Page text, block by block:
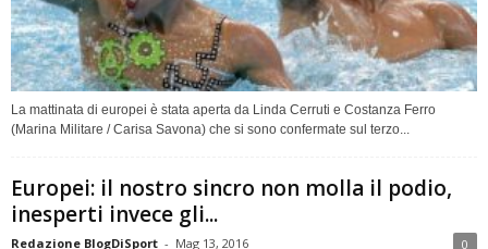
La mattinata di europei è stata aperta da Linda Cerruti e Costanza Ferro
(Marina Militare / Carisa Savona) che si sono confermate sul terzo...
Europei: il nostro sincro non molla il podio,
inesperti invece gli...
Redazione BlogDiSport - Mag 13, 2016 0